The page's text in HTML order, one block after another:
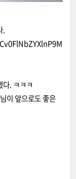
.
다. ㅋㅋㅋ
이 앞으로도 좋은